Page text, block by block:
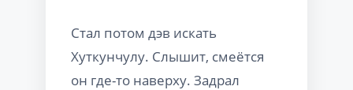
Стал потом дэв искать
Хуткунчулу. Слышит, смеётся
он где-то наверху. Задрал